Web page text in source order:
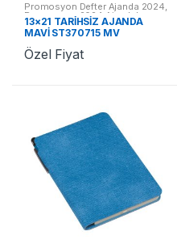
Promosyon Defter Ajanda 2024,
Promosyon 2024 Ajandalar
13×21 TARİHSİZ AJANDA
MAVİ ST370715 MV
Özel Fiyat